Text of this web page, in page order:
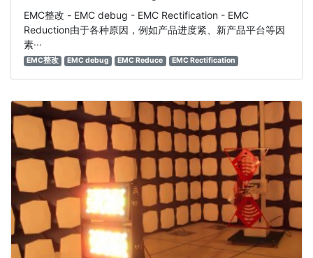
EMC整改 - EMC debug - EMC Rectification - EMC
Reduction由于各种原因，例如产品进度紧、新产品平台等因
素···
EMC整改 EMC debug EMC Reduce EMC Rectification